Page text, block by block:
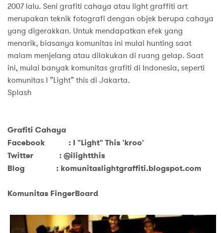
2007 lalu. Seni grafiti cahaya atau light graffiti art
merupakan teknik fotografi dengan objek berupa cahaya
yang digerakkan. Untuk mendapatkan efek yang
menarik, biasanya komunitas ini mulai hunting saat
malam menjelang atau dilakukan di ruang gelap. Saat
ini, mulai banyak komunitas grafiti di Indonesia, seperti
komunitas I ”Light” this di Jakarta.
Splash
Grafiti Cahaya
Facebook : I "Light" This 'kroo'
Twitter : @ilightthis
Blog : komunitaslightgraffiti.blogspot.com
Komunitas FingerBoard